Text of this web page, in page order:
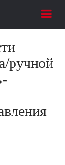
ручной